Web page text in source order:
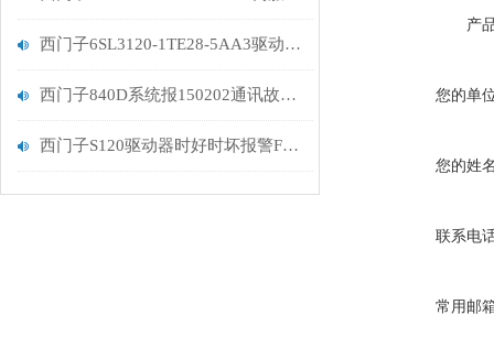
西门子6SL3120-1TE28-5AA3驱动器F30001报警分析
西门子840D系统报150202通讯故障维修排查
西门子S120驱动器时好时坏报警F30005过载维修处理
产
您的单
您的姓
联系电
常用邮